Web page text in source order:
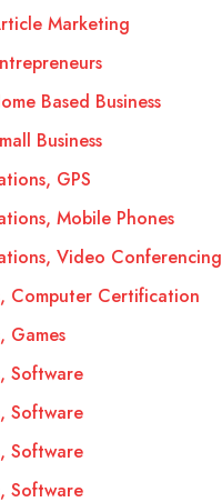
Marketing
Based Business
Business
GPS
Mobile Phones
Video Conferencing
Computer Certification
Games
Software
Software
Software
Software